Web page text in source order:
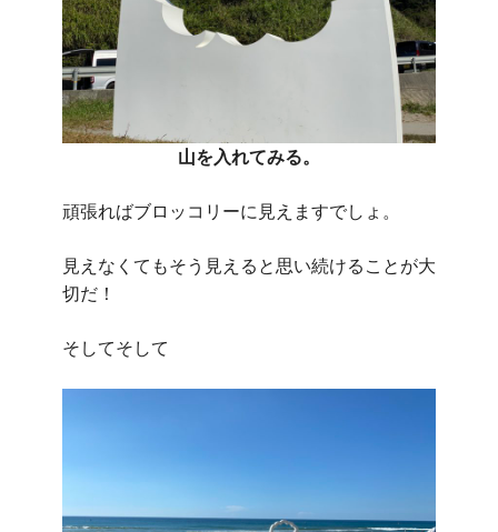
山を入れてみる。
頑張ればブロッコリーに見えますでしょ。
見えなくてもそう見えると思い続けることが大
切だ！
そしてそして